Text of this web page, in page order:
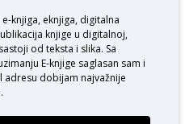
knjiga, eknjiga, digitalna
knjige u digitalnoj,
od teksta i slika. Sa
E-knjige saglasan sam i
adresu dobijam najvažnije